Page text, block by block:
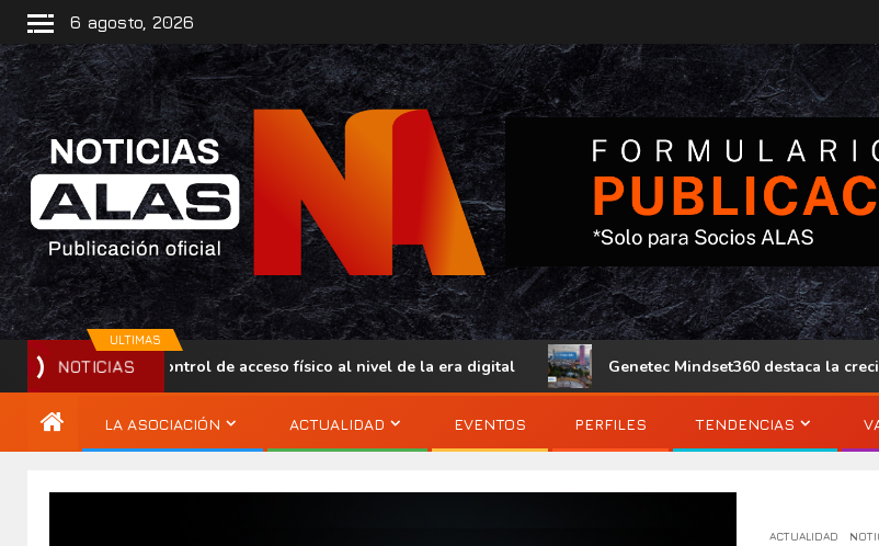
6 agosto, 2026
ULTIMAS
NOTICIAS
llevar el control de acceso físico al nivel de la era digital Genetec Mindset360 destaca la creciente
LA ASOCIACIÓN ACTUALIDAD EVENTOS PERFILES TENDENCIAS
ACTUALIDAD